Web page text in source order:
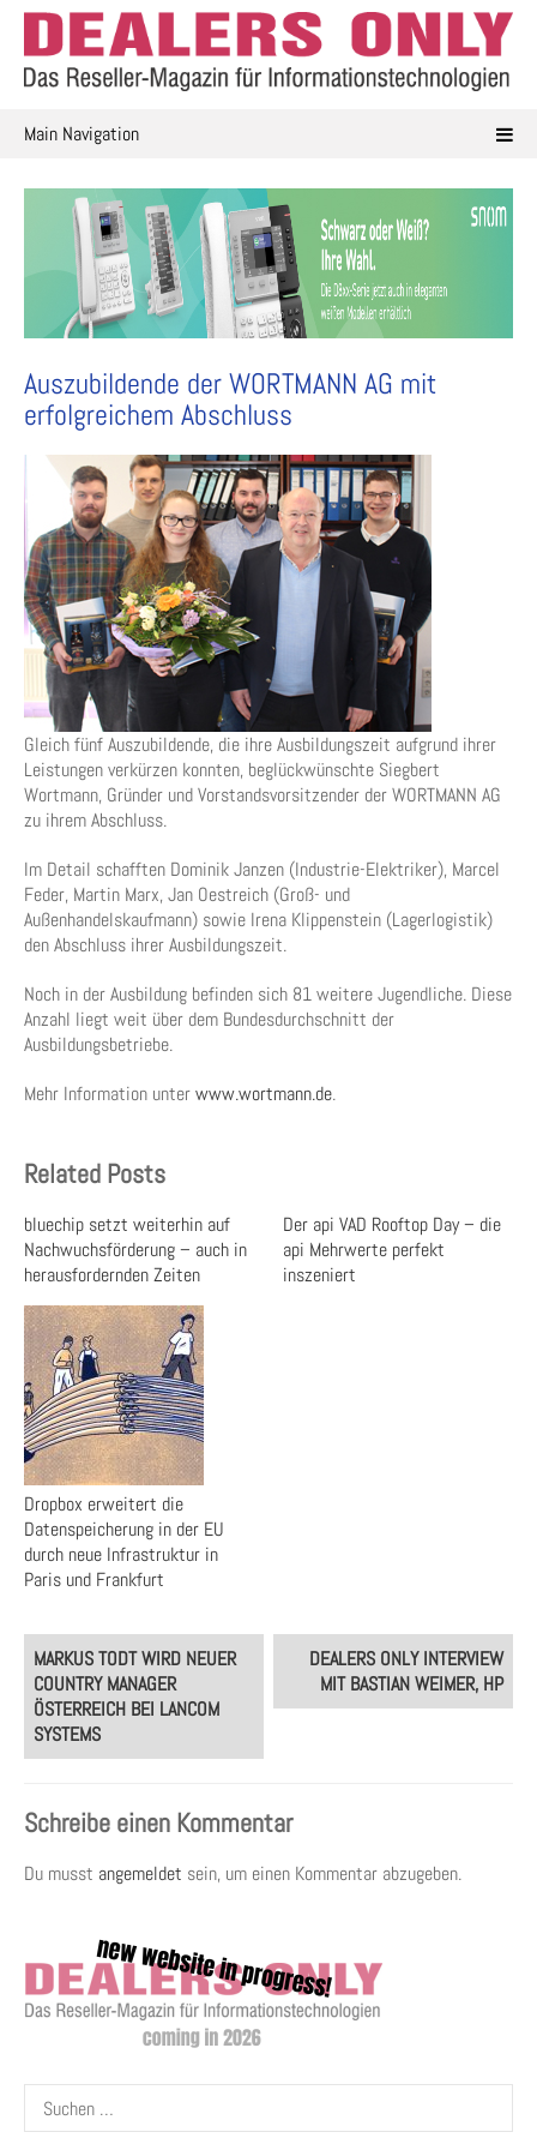
Skip
content
Main Navigation
Auszubildende der WORTMANN AG mit
erfolgreichem Abschluss
Gleich fünf Auszubildende, die ihre Ausbildungszeit aufgrund ihrer
Leistungen verkürzen konnten, beglückwünschte Siegbert
Wortmann, Gründer und Vorstandsvorsitzender der WORTMANN AG
zu ihrem Abschluss.
Im Detail schafften Dominik Janzen (Industrie-Elektriker), Marcel
Feder, Martin Marx, Jan Oestreich (Groß- und
Außenhandelskaufmann) sowie Irena Klippenstein (Lagerlogistik)
den Abschluss ihrer Ausbildungszeit.
Noch in der Ausbildung befinden sich 81 weitere Jugendliche. Diese
Anzahl liegt weit über dem Bundesdurchschnitt der
Ausbildungsbetriebe.
Mehr Information unterwww.wortmann.de.
Related Posts
bluechip setzt weiterhin auf
Nachwuchsförderung – auch in
herausfordernden Zeiten
Der api VAD Rooftop Day – die
api Mehrwerte perfekt
inszeniert
Dropbox erweitert die
Datenspeicherung in der EU
durch neue Infrastruktur in
Paris und Frankfurt
Post
navigation
MARKUS TODT WIRD NEUER
COUNTRY MANAGER
ÖSTERREICH BEI LANCOM
SYSTEMS
DEALERS ONLY INTERVIEW
MIT BASTIAN WEIMER, HP
Schreibe einen Kommentar
Du musst angemeldet sein, um einen Kommentar abzugeben.
Suchen
nach: